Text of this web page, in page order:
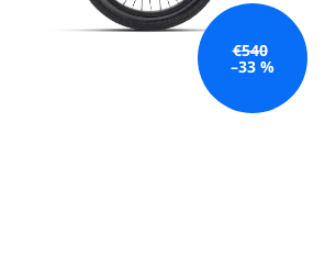
€540
–33 %